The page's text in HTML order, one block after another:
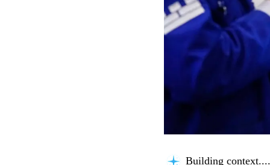
Building context...